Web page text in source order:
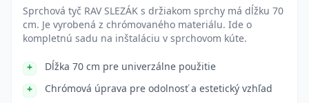
Sprchová tyč RAV SLEZÁK s držiakom sprchy má dĺžku 70
cm. Je vyrobená z chrómovaného materiálu. Ide o
kompletnú sadu na inštaláciu v sprchovom kúte.
Dĺžka 70 cm pre univerzálne použitie
Chrómová úprava pre odolnosť a estetický vzhľad